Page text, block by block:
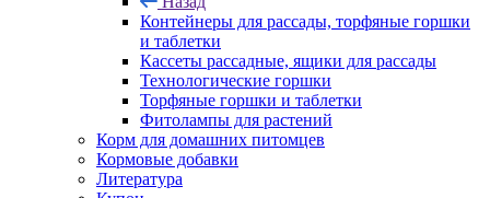
Контейнеры для рассады, торфяные горшки
и таблетки
Кассеты рассадные, ящики для рассады
Технологические горшки
Торфяные горшки и таблетки
Фитолампы для растений
Корм для домашних питомцев
Кормовые добавки
Литература